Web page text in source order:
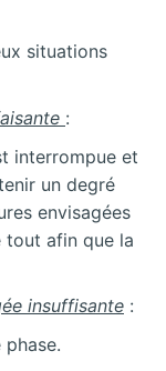
situations
:
interrompue et
un degré
envisagées
tout afin que la
insuffisante :